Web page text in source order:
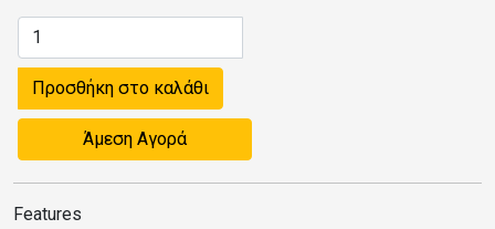
Προσθήκη στο καλάθι
Άμεση Αγορά
Features